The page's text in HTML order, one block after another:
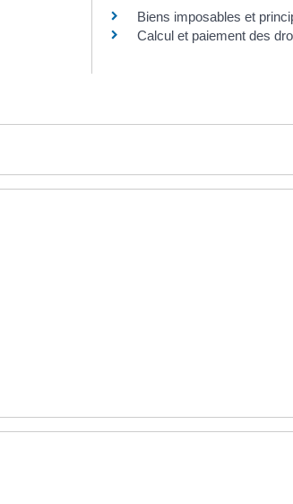
Biens imposables et
Calcul et paiement des